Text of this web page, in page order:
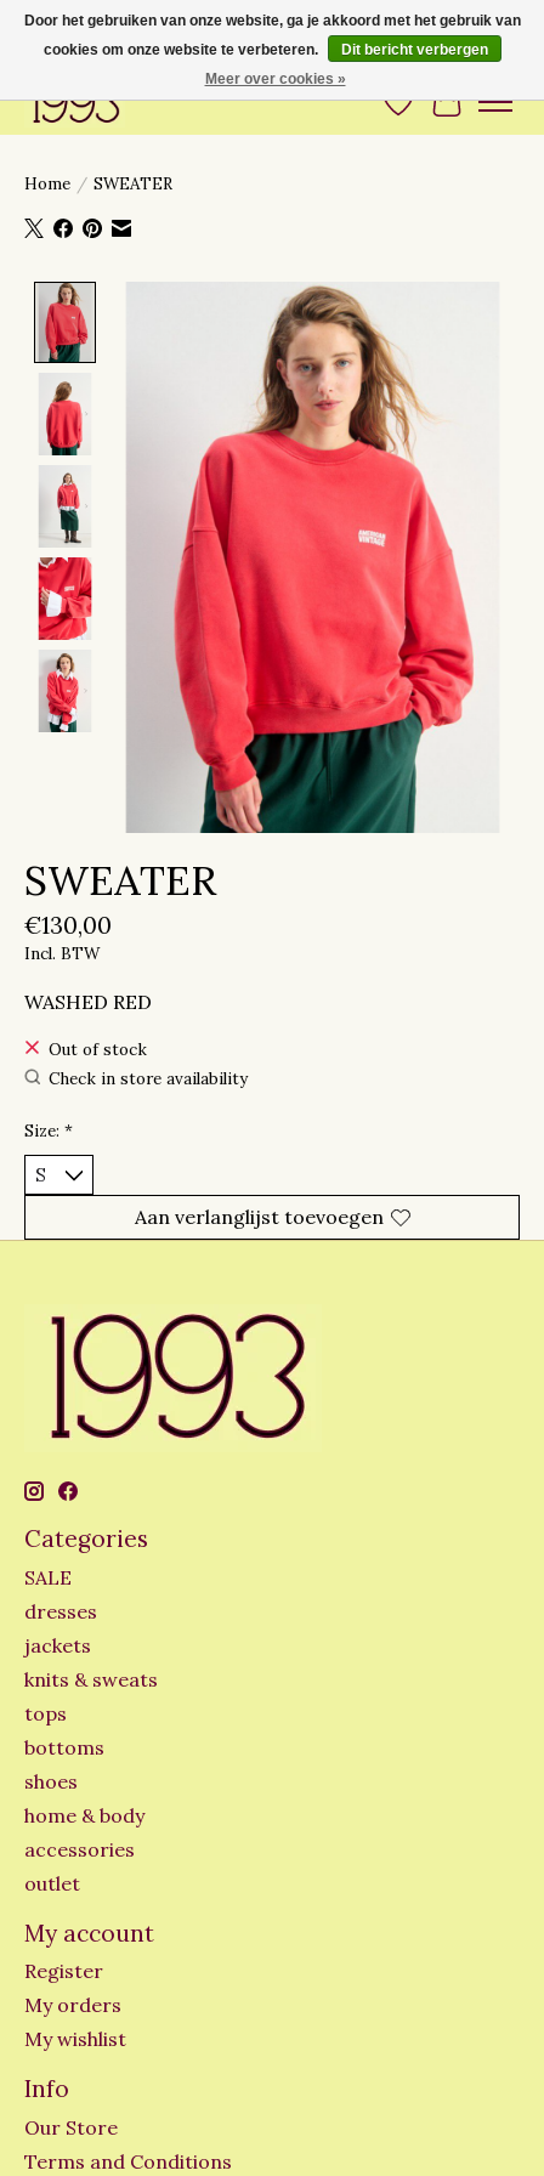
Love to have you around
Verlanglijst
Home / SWEATER
Product image slideshow Items
SWEATER
€130,00
Incl. BTW
WASHED RED
Out of stock
Check in store availability
Size: *
Aan verlanglijst toevoegen
Categories
SALE
dresses
jackets
knits & sweats
tops
bottoms
shoes
home & body
accessories
outlet
My account
Register
My orders
My wishlist
Info
Our Store
Terms and Conditions
Door het gebruiken van onze website, ga je akkoord met het gebruik van
cookies om onze website te verbeteren.
Dit bericht verbergen
Meer over cookies »